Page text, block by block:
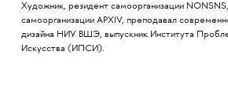
Художник, резидент самоорганизации
самоорганизации APXIV, преподавал
дизайна НИУ ВШЭ, выпускник Института
Искусства (ИПСИ).